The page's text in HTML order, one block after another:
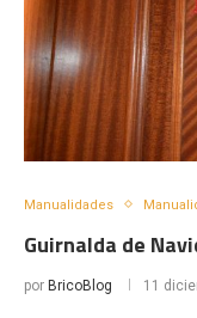
Manualidades
Guirnalda de
por BricoBlog 11